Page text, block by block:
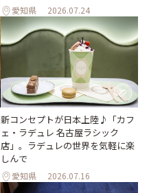
愛知県 2026.07.24
新コンセプトが日本上陸♪「カフ
ェ・ラデュレ 名古屋ラシック
店」。ラデュレの世界を気軽に楽
しんで
愛知県 2026.07.16